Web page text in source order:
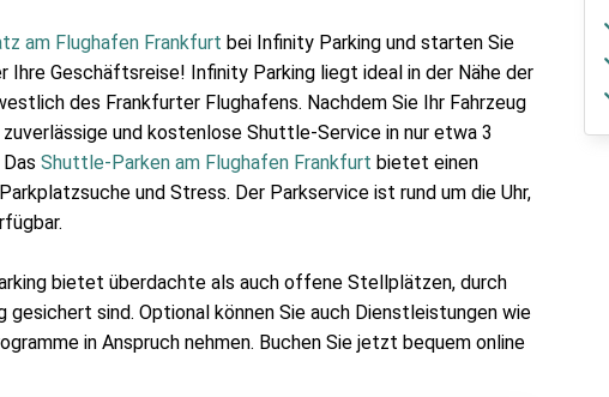
am Flughafen Frankfurt bei Infinity Parking und starten Sie
Ihre Geschäftsreise! Infinity Parking liegt ideal in der Nähe der
des Frankfurter Flughafens. Nachdem Sie Ihr Fahrzeug
und kostenlose Shuttle-Service in nur etwa 3
Shuttle-Parken am Flughafen Frankfurt bietet einen
und Stress. Der Parkservice ist rund um die Uhr,
bietet überdachte als auch offene Stellplätzen, durch
gesichert sind. Optional können Sie auch Dienstleistungen wie
in Anspruch nehmen. Buchen Sie jetzt bequem online